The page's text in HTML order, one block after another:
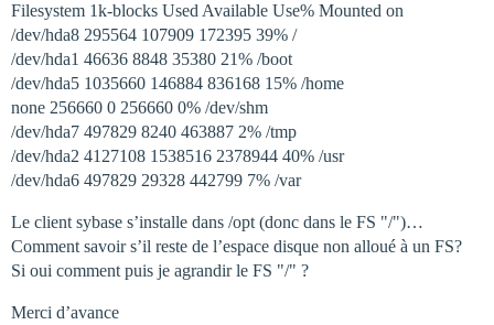
Filesystem 1k-blocks Used Available Use% Mounted on
/dev/hda8 295564 107909 172395 39% /
/dev/hda1 46636 8848 35380 21% /boot
/dev/hda5 1035660 146884 836168 15% /home
none 256660 0 256660 0% /dev/shm
/dev/hda7 497829 8240 463887 2% /tmp
/dev/hda2 4127108 1538516 2378944 40% /usr
/dev/hda6 497829 29328 442799 7% /var
Le client sybase s’installe dans /opt (donc dans le FS "/")…
Comment savoir s’il reste de l’espace disque non alloué à un FS?
Si oui comment puis je agrandir le FS "/" ?
Merci d’avance